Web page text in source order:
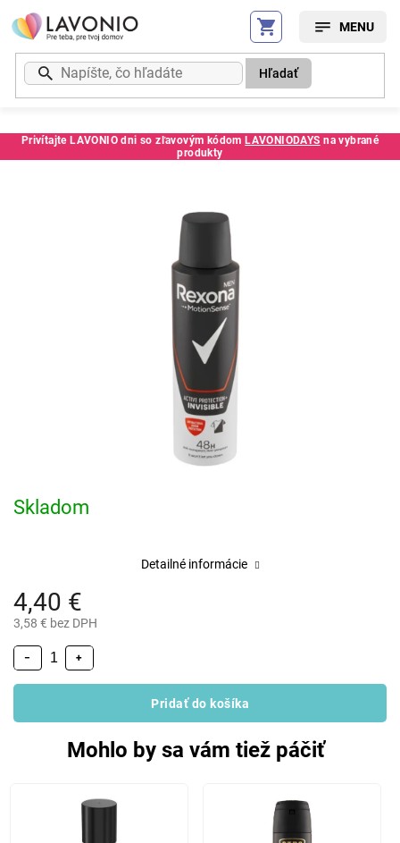
Prejsť
na
obsah
Privítajte LAVONIO dni so zľavovým kódom LAVONIODAYS na vybrané
produkty
Hľadať
E8710447171400
4,40 €
3,58 € bez DPH
Skladom
+
−
Pridať do košíka
Detailné informácie
Mohlo by sa vám tiež páčiť